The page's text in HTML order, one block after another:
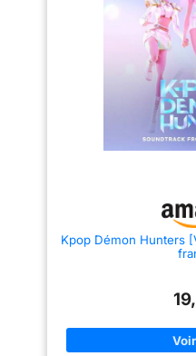
KPOP Demon Hunters, avec des
personnages et des scènes
emblématiques. Idéal pour
commencer sérieusement :
Parfait pour ceux qui veulent
commencer avec 10 paquets de
Kpop Démon Hunters